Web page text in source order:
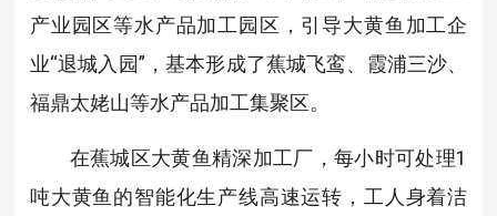
产业园区等水产品加工园区，引导大黄鱼加工企
业“退城入园”，基本形成了蕉城飞鸾、霞浦三沙、
福鼎太姥山等水产品加工集聚区。
在蕉城区大黄鱼精深加工厂，每小时可处理1
吨大黄鱼的智能化生产线高速运转，工人身着洁